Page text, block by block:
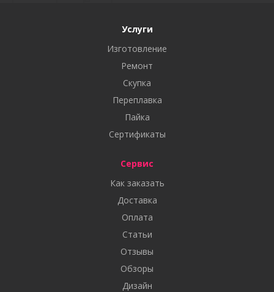
Услуги
Изготовление
Ремонт
Скупка
Переплавка
Пайка
Сертификаты
Сервис
Как заказать
Доставка
Оплата
Статьи
Отзывы
Обзоры
Дизайн